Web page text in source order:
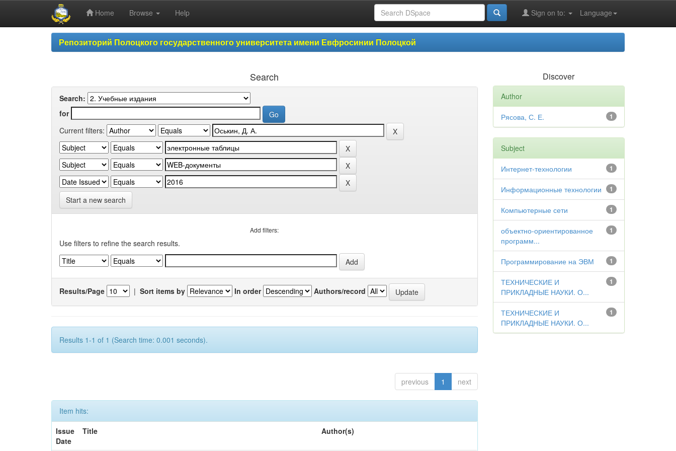
Home Browse Help Language
Sign on to:
Репозиторий Полоцкого государственного университета имени Евфросинии Полоцкой
Search
Search:
for
Current filters:
Start a new search
Add filters:
Use filters to refine the search results.
Results/Page | Sort items by In order Authors/record
Results 1-1 of 1 (Search time: 0.001 seconds).
previous 1 next
Item hits:
Issue
Date
Title Author(s)
Discover
Author
1
Рясова, С. Е.
Subject
1
Интернет-технологии
1
Информационные технологии
1
Компьютерные сети
1
объектно-ориентированное
программ...
1
Программирование на ЭВМ
1
ТЕХНИЧЕСКИЕ И
ПРИКЛАДНЫЕ НАУКИ. О...
1
ТЕХНИЧЕСКИЕ И
ПРИКЛАДНЫЕ НАУКИ. О...